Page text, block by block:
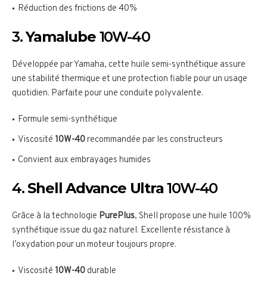
Réduction des frictions de 40%
3.Yamalube10W-40
Développée par Yamaha, cette huile semi-synthétique assure
une stabilité thermique et une protection fiable pour un usage
quotidien. Parfaite pour une conduite polyvalente.
Formule semi-synthétique
Viscosité 10W-40recommandée par les constructeurs
Convient aux embrayages humides
4.Shell Advance Ultra 10W-40
Grâce à la technologie PurePlus, Shell propose une huile 100%
synthétique issue du gaz naturel. Excellente résistance à
l’oxydation pour un moteur toujours propre.
Viscosité 10W-40 durable